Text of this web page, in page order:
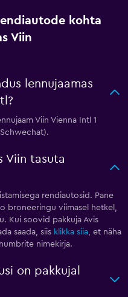
kohta
Viin
lennujaamas
Viin Vienna Intl 1
Viin tasuta
rendiautosid. Pane
broneeringu viimasel hetkel,
Kui soovid pakkuja Avis
saada, siis klikka siia, et näha
nimekirja.
on pakkujal